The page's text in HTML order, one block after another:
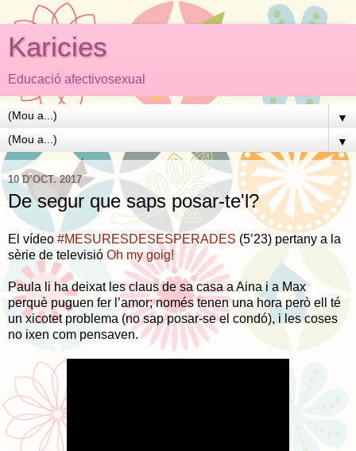
Karicies
Educació afectivosexual
▼
▼
10 D’OCT. 2017
De segur que saps posar-te'l?
El vídeo #MESURESDESESPERADES (5’23) pertany a la
sèrie de televisió Oh my goig!
Paula li ha deixat les claus de sa casa a Aina i a Max
perquè puguen fer l’amor; només tenen una hora però ell té
un xicotet problema (no sap posar-se el condó), i les coses
no ixen com pensaven.